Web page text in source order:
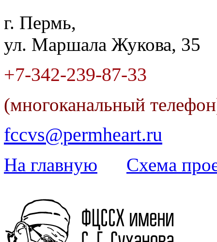
г. Пермь,
ул. Маршала Жукова, 35
+7-342-239-87-33
(многоканальный
fccvs@permheart.ru
На главную Cхема